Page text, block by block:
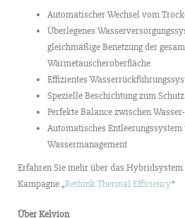
Automatischer Wechsel vom
Überlegenes
gleichmäßige Benetzung der
Wärmetauscheroberfläche
Effizientes
Spezielle Beschichtung zum
Perfekte Balance zwischen
Automatisches
Wassermanagement
Erfahren Sie mehr über das
Kampagne „Rethink Thermal Efficiency“
Über Kelvion